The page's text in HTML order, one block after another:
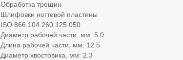
Обработка трещин
Шлифовки ногтевой пластины
ISO 866.104.260.125.050
Диаметр рабочей части, мм: 5.0
Длина рабочей части, мм: 12.5
Диаметр хвостовика, мм: 2.3